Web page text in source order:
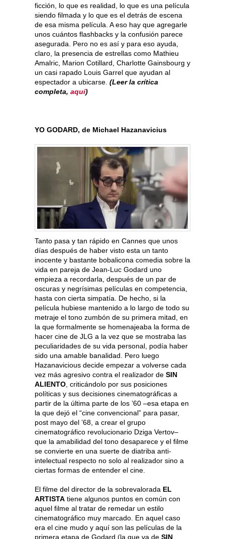
ficción, lo que es realidad, lo que es una película
siendo filmada y lo que es el detrás de escena
de esa misma película. A eso hay que agregarle
unos cuántos flashbacks y la confusión parece
asegurada. Pero no es así y para eso ayuda,
claro, la presencia de estrellas como Mathieu
Amalric, Marion Cotillard, Charlotte Gainsbourg y
un casi rapado Louis Garrel que ayudan al
espectador a ubicarse. (Leer la crítica
completa, aquí)
YO GODARD, de Michael Hazanavicius
Tanto pasa y tan rápido en Cannes que unos
días después de haber visto esta un tanto
inocente y bastante bobalicona comedia sobre la
vida en pareja de Jean-Luc Godard uno
empieza a recordarla, después de un par de
oscuras y negrísimas películas en competencia,
hasta con cierta simpatía. De hecho, si la
película hubiese mantenido a lo largo de todo su
metraje el tono zumbón de su primera mitad, en
la que formalmente se homenajeaba la forma de
hacer cine de JLG a la vez que se mostraba las
peculiaridades de su vida personal, podía haber
sido una amable banalidad. Pero luego
Hazanavicious decide empezar a volverse cada
vez más agresivo contra el realizador de SIN
ALIENTO , criticándolo por sus posiciones
políticas y sus decisiones cinematográficas a
partir de la última parte de los ’60 –esa etapa en
la que dejó el “cine convencional” para pasar,
post mayo del ’68, a crear el grupo
cinematográfico revolucionario Dziga Vertov–
que la amabilidad del tono desaparece y el filme
se convierte en una suerte de diatriba anti-
intelectual respecto no solo al realizador sino a
ciertas formas de entender el cine.
El filme del director de la sobrevalorada EL
ARTISTA tiene algunos puntos en común con
aquel filme al tratar de remedar un estilo
cinematográfico muy marcado. En aquel caso
era el cine mudo y aquí son las películas de la
primera etapa de Godard (la que va de SIN